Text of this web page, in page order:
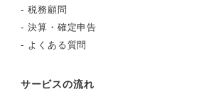
-税務顧問
-決算・確定申告
- よくある質問
サービスの流れ